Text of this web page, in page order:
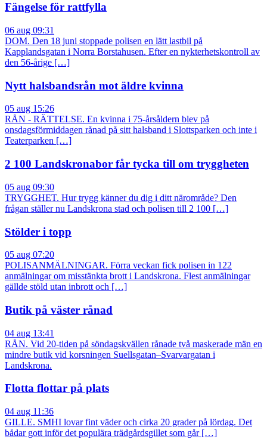
Fängelse för rattfylla
06 aug 09:31
DOM. Den 18 juni stoppade polisen en lätt lastbil på
Kapplandsgatan i Norra Borstahusen. Efter en nykterhetskontroll av
den 56-årige […]
Nytt halsbandsrån mot äldre kvinna
05 aug 15:26
RÅN - RÄTTELSE. En kvinna i 75-årsåldern blev på
onsdagsförmiddagen rånad på sitt halsband i Slottsparken och inte i
Teaterparken […]
2 100 Landskronabor får tycka till om tryggheten
05 aug 09:30
TRYGGHET. Hur trygg känner du dig i ditt närområde? Den
frågan ställer nu Landskrona stad och polisen till 2 100 […]
Stölder i topp
05 aug 07:20
POLISANMÄLNINGAR. Förra veckan fick polisen in 122
anmälningar om misstänkta brott i Landskrona. Flest anmälningar
gällde stöld utan inbrott och […]
Butik på väster rånad
04 aug 13:41
RÅN. Vid 20-tiden på söndagskvällen rånade två maskerade män en
mindre butik vid korsningen Suellsgatan–Svarvargatan i
Landskrona.
Flotta flottar på plats
04 aug 11:36
GILLE. SMHI lovar fint väder och cirka 20 grader på lördag. Det
bådar gott inför det populära trädgårdsgillet som går […]